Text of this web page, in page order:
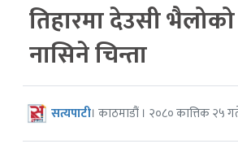
तिहारमा देउसी
नासिने चिन्ता
सत्यपाटी। काठमाडौं । २०८० कात्तिक २५